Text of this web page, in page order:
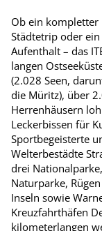
Ob ein
Städtetrip oder
Aufenthalt – das
langen
(2.028 Seen,
die Müritz), über
Herrenhäusern
Leckerbissen für
Sportbegeisterte
Welterbestädte
drei
Naturparke,
Inseln sowie
Kreuzfahrthäfen
kilometerlangen